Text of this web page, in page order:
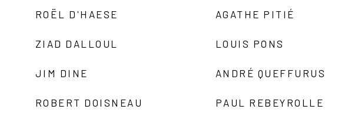
ROËL D'HAESE
ZIAD DALLOUL
JIM DINE
ROBERT DOISNEAU
AGATHE PITIÉ
LOUIS PONS
ANDRÉ QUEFFURUS
PAUL REBEYROLLE